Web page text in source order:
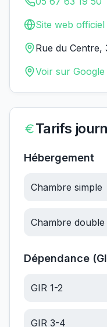
Site web officiel
Rue du
Voir sur Google
Tarifs
Hébergement
Chambre simple
Chambre double
Dépendance
GIR 1-2
GIR 3-4